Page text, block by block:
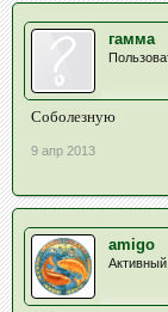
гамма
Cоболезную
9 апр 2013
amigo